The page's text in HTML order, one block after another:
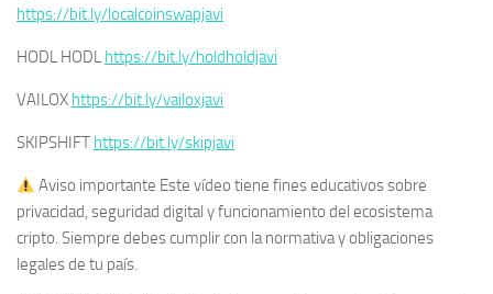
https://bit.ly/localcoinswapjavi
HODL HODL https://bit.ly/holdholdjavi
VAILOX https://bit.ly/vailoxjavi
SKIPSHIFT https://bit.ly/skipjavi
Aviso importante Este vídeo tiene fines educativos sobre
privacidad, seguridad digital y funcionamiento del ecosistema
cripto. Siempre debes cumplir con la normativa y obligaciones
legales de tu país.